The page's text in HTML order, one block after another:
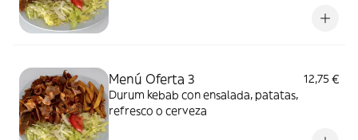
Menú Oferta 3
12,75 €
Durum kebab con ensalada, patatas,
refresco o cerveza